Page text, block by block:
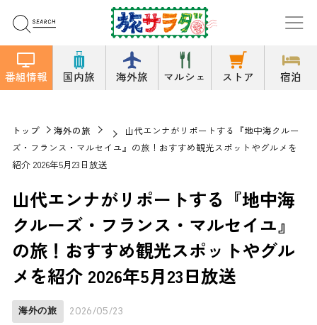
番組情報 国内旅 海外旅 マルシェ ストア 宿泊
トップ 海外の旅
山代エンナがリポートする『地中海クルー
ズ・フランス・マルセイユ』の旅！おすすめ観光スポットやグルメを
紹介 2026年5月23日放送
山代エンナがリポートする『地中海
クルーズ・フランス・マルセイユ』
の旅！おすすめ観光スポットやグル
メを紹介 2026年5月23日放送
海外の旅 2026/05/23